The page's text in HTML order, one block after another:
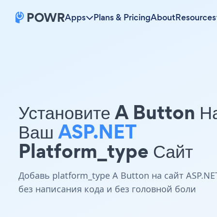
Apps Plans & PricingAboutResources
Установите A Button
ВашASP.NET
Platform_type Сайт
Добавь platform_type A Button на сайт
без написания кода и без головной боли